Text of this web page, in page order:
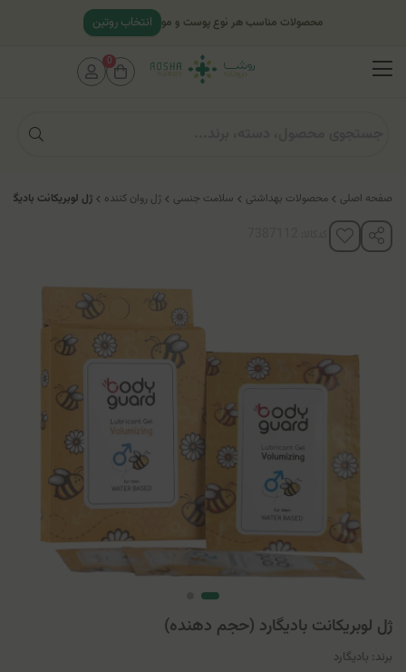
صفحه اصلی محصولات بهداشتی سلامت جنسی ژل روان کننده ژل لوبریکانت
ژل لوبریکانت بادیگارد (حجم دهنده)
برند: بادیگارد
محصولات مناسب هر نوع پوست و مو انتخاب روتین
0